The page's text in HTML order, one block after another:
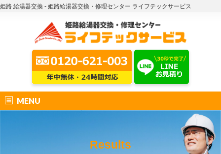
姫路 給湯器交換 - 姫路給湯器交換・修理センター ライフテックサービス
MENU
Results